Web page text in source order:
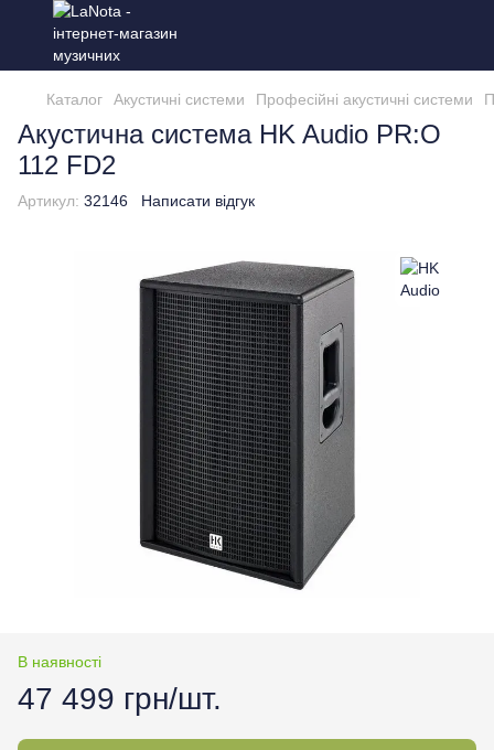
Каталог Акустичні системи Професійні акустичні системи
Акустична система HK Audio PR:O
112 FD2
Артикул: 32146 Написати відгук
В наявності
47 499 грн/шт.